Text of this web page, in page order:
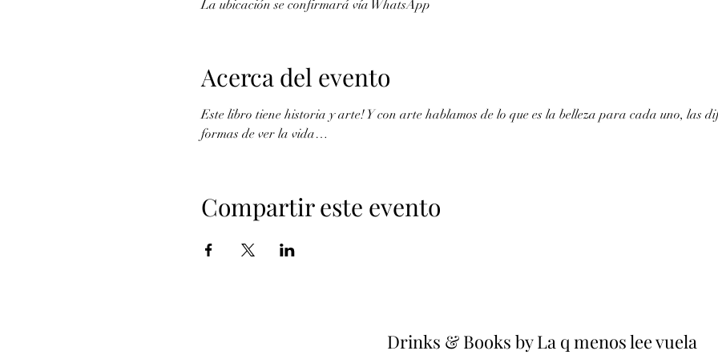
La ubicación se confirmará vía WhatsApp
Acerca del evento
Este libro tiene historia y arte! Y con arte hablamos de lo que es la belleza para cada uno, las
formas de ver la vida…
Compartir este evento
Drinks & Books by La q menos lee vuela